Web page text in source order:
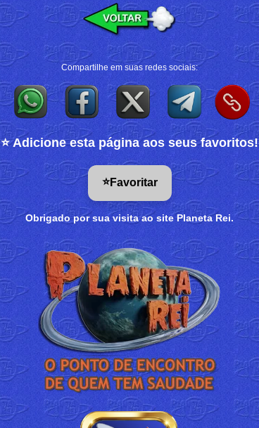
Compartilhe em suas redes sociais:
⭐ Adicione esta página aos seus favoritos!
⭐Favoritar
Obrigado por sua visita ao site Planeta Rei.